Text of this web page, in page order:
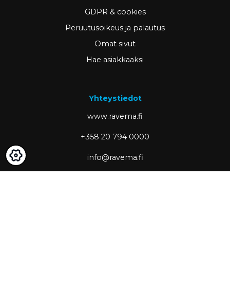
GDPR & cookies
Peruutusoikeus ja palautus
Omat sivut
Hae asiakkaaksi
Yhteystiedot
www.ravema.fi
+358 20 794 0000
info@ravema.fi